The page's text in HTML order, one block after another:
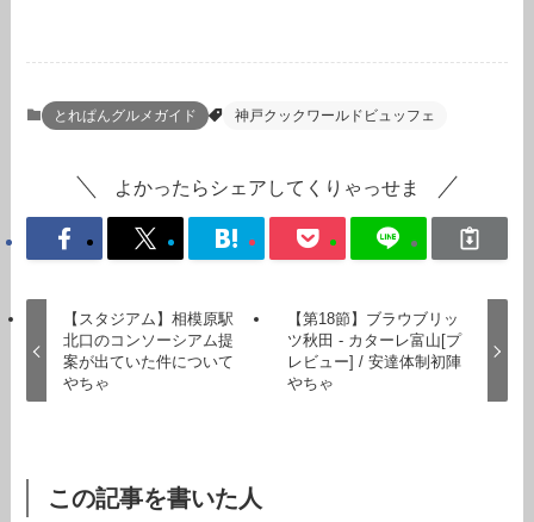
とれぱんグルメガイド 神戸クックワールドビュッフェ
よかったらシェアしてくりゃっせま
【スタジアム】相模原駅
北口のコンソーシアム提
案が出ていた件について
やちゃ
【第18節】ブラウブリッ
ツ秋田 - カターレ富山[プ
レビュー] / 安達体制初陣
やちゃ
この記事を書いた人